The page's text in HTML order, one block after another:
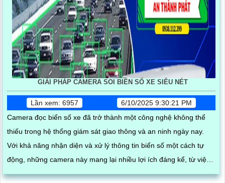
GIẢI PHÁP CAMERA SOI BIỂN SỐ XE SIÊU NÉT
Lần xem: 6957
6/10/2025 9:30:21 PM
Camera đọc biển số xe đã trở thành một công nghệ không thể
thiếu trong hệ thống giám sát giao thông và an ninh ngày nay.
Với khả năng nhận diện và xử lý thông tin biển số một cách tự
động, những camera này mang lại nhiều lợi ích đáng kể, từ việc
quản lý phương tiện đến việc nâng cao hiệu quả an ninh